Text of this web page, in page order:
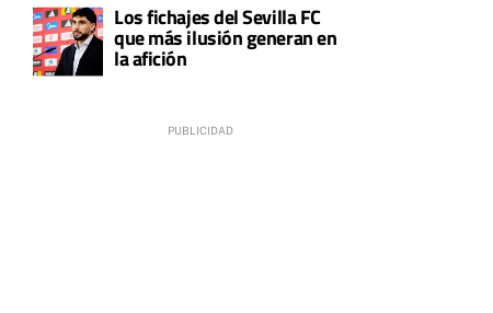
Los fichajes del Sevilla FC
que más ilusión generan en
la afición